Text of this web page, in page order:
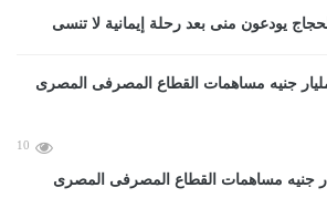
يودعون منى بعد رحلة إيمانية لا تنسى
10
الوزراء: 2 مليار جنيه مساهمات القطاع المصرفى المصرى